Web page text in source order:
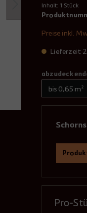
Inhalt: 1 Stück
Preise inkl.
Lieferzeit
Pro-